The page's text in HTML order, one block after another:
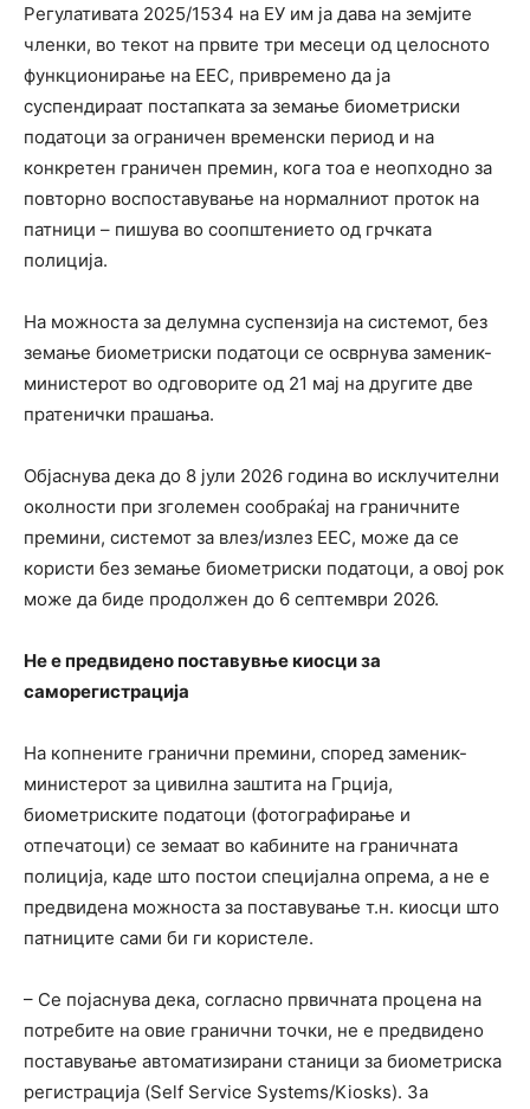
Регулативата 2025/1534 на ЕУ им ја дава на земјите
членки, во текот на првите три месеци од целосното
функционирање на ЕЕС, привремено да ја
суспендираат постапката за земање биометриски
податоци за ограничен временски период и на
конкретен граничен премин, кога тоа е неопходно за
повторно воспоставување на нормалниот проток на
патници – пишува во соопштението од грчката
полиција.
На можноста за делумна суспензија на системот, без
земање биометриски податоци се осврнува заменик-
министерот во одговорите од 21 мај на другите две
пратенички прашања.
Објаснува дека до 8 јули 2026 година во исклучителни
околности при зголемен сообраќај на граничните
премини, системот за влез/излез ЕЕС, може да се
користи без земање биометриски податоци, а овој рок
може да биде продолжен до 6 септември 2026.
Не е предвидено поставувње киосци за
саморегистрација
На копнените гранични премини, според заменик-
министерот за цивилна заштита на Грција,
биометриските податоци (фотографирање и
отпечатоци) се земаат во кабините на граничната
полиција, каде што постои специјална опрема, а не е
предвидена можноста за поставување т.н. киосци што
патниците сами би ги користеле.
– Се појаснува дека, согласно првичната процена на
потребите на овие гранични точки, не е предвидено
поставување автоматизирани станици за биометриска
регистрација (Self Service Systems/Kiosks). За